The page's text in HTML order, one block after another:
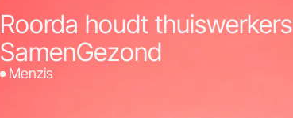
Roorda houdt thuiswerkers
SamenGezond
Menzis